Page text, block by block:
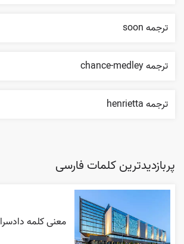
ترجمه soon
ترجمه chance-medley
ترجمه henrietta
پربازدیدترین کلمات فارسی
معنی کلمه دادسرا